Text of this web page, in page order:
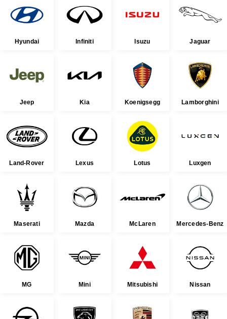
Hyundai Infiniti Isuzu Jaguar
Jeep Kia Koenigsegg Lamborghini
Land-Rover Lexus Lotus Luxgen
Maserati Mazda McLaren Mercedes-Benz
MG Mini Mitsubishi Nissan